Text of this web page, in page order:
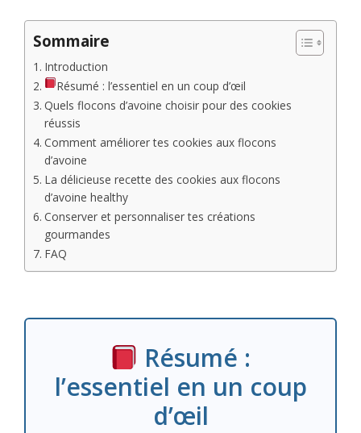
Sommaire
Introduction
Résumé : l’essentiel en un coup d’œil
Quels flocons d’avoine choisir pour des cookies
réussis
Comment améliorer tes cookies aux flocons
d’avoine
La délicieuse recette des cookies aux flocons
d’avoine healthy
Conserver et personnaliser tes créations
gourmandes
FAQ
Résumé :
l’essentiel en un coup
d’œil